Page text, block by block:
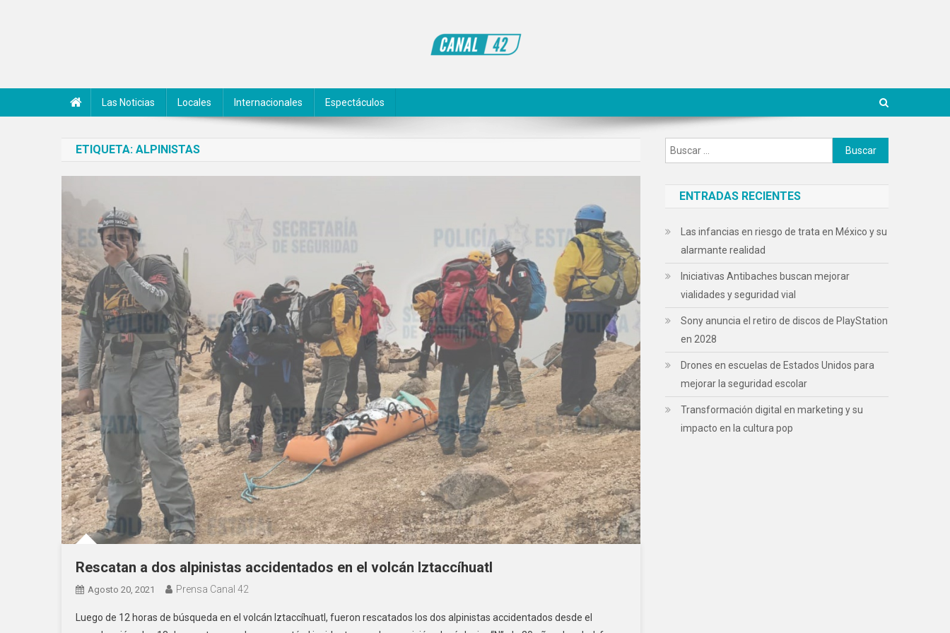
Las Noticias Locales Internacionales Espectáculos
ETIQUETA: ALPINISTAS
Rescatan a dos alpinistas accidentados en el volcán Iztaccíhuatl
Agosto 20, 2021 Prensa Canal 42
Luego de 12 horas de búsqueda en el volcán Iztaccíhuatl, fueron rescatados los dos alpinistas accidentados desde el
Buscar:
ENTRADAS RECIENTES
Las infancias en riesgo de trata en México y su
alarmante realidad
Iniciativas Antibaches buscan mejorar
vialidades y seguridad vial
Sony anuncia el retiro de discos de PlayStation
en 2028
Drones en escuelas de Estados Unidos para
mejorar la seguridad escolar
Transformación digital en marketing y su
impacto en la cultura pop